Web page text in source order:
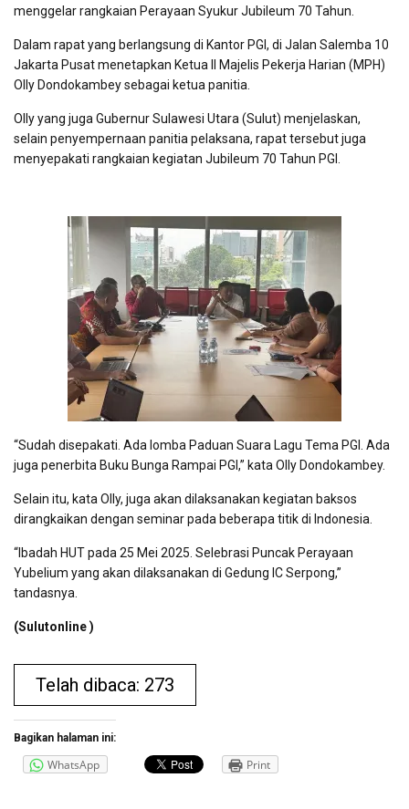
menggelar rangkaian Perayaan Syukur Jubileum 70 Tahun.
Dalam rapat yang berlangsung di Kantor PGI, di Jalan Salemba 10
Jakarta Pusat menetapkan Ketua II Majelis Pekerja Harian (MPH)
Olly Dondokambey sebagai ketua panitia.
Olly yang juga Gubernur Sulawesi Utara (Sulut) menjelaskan,
selain penyempernaan panitia pelaksana, rapat tersebut juga
menyepakati rangkaian kegiatan Jubileum 70 Tahun PGI.
“Sudah disepakati. Ada lomba Paduan Suara Lagu Tema PGI. Ada
juga penerbita Buku Bunga Rampai PGI,” kata Olly Dondokambey.
Selain itu, kata Olly, juga akan dilaksanakan kegiatan baksos
dirangkaikan dengan seminar pada beberapa titik di Indonesia.
“Ibadah HUT pada 25 Mei 2025. Selebrasi Puncak Perayaan
Yubelium yang akan dilaksanakan di Gedung IC Serpong,”
tandasnya.
(Sulutonline )
Telah dibaca: 273
Bagikan halaman ini:
WhatsApp Print